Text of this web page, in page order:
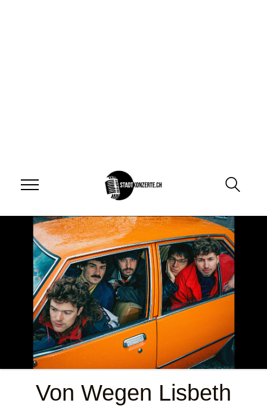
Von Wegen Lisbeth